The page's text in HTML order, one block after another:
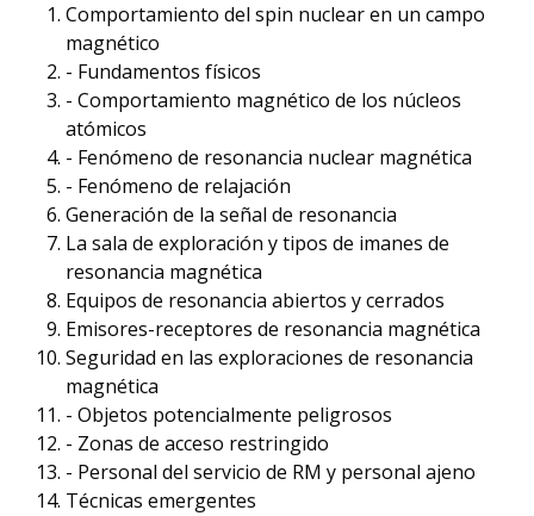
Comportamiento del spin nuclear en un campo
magnético
- Fundamentos físicos
- Comportamiento magnético de los núcleos
atómicos
- Fenómeno de resonancia nuclear magnética
- Fenómeno de relajación
Generación de la señal de resonancia
La sala de exploración y tipos de imanes de
resonancia magnética
Equipos de resonancia abiertos y cerrados
Emisores-receptores de resonancia magnética
Seguridad en las exploraciones de resonancia
magnética
- Objetos potencialmente peligrosos
- Zonas de acceso restringido
- Personal del servicio de RM y personal ajeno
Técnicas emergentes